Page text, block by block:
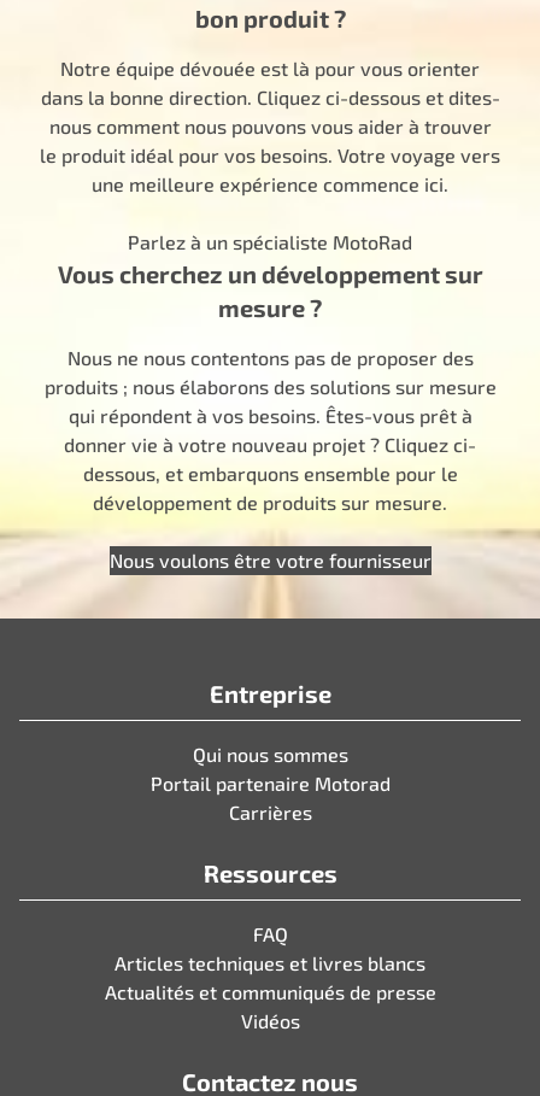
bon produit ?
Notre équipe dévouée est là pour vous orienter
dans la bonne direction. Cliquez ci-dessous et dites-
nous comment nous pouvons vous aider à trouver
le produit idéal pour vos besoins. Votre voyage vers
une meilleure expérience commence ici.
Parlez à un spécialiste MotoRad
Vous cherchez un développement sur
mesure ?
Nous ne nous contentons pas de proposer des
produits ; nous élaborons des solutions sur mesure
qui répondent à vos besoins. Êtes-vous prêt à
donner vie à votre nouveau projet ? Cliquez ci-
dessous, et embarquons ensemble pour le
développement de produits sur mesure.
Nous voulons être votre fournisseur
Entreprise
Qui nous sommes
Portail partenaire Motorad
Carrières
Ressources
FAQ
Articles techniques et livres blancs
Actualités et communiqués de presse
Vidéos
Contactez nous